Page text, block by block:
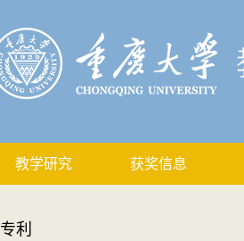
教学研究 获奖信息
专利